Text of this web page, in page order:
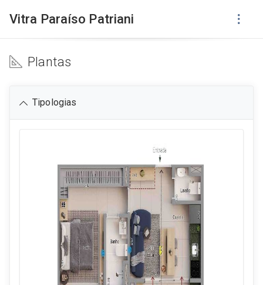
Vitra Paraíso Patriani
Plantas
Tipologias